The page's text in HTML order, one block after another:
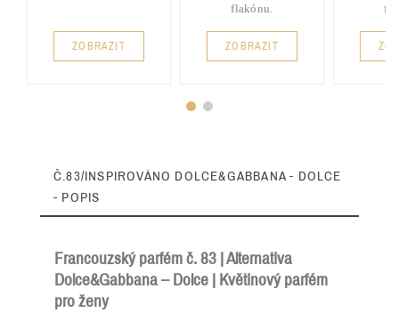
ZOBRAZIT
flakónu.
ZOBRAZIT
Č.83/INSPIROVÁNO DOLCE&GABBANA - DOLCE
- POPIS
Francouzský parfém č. 83 | Alternativa
Dolce&Gabbana – Dolce | Květinový parfém
pro ženy
Typ Zapachu